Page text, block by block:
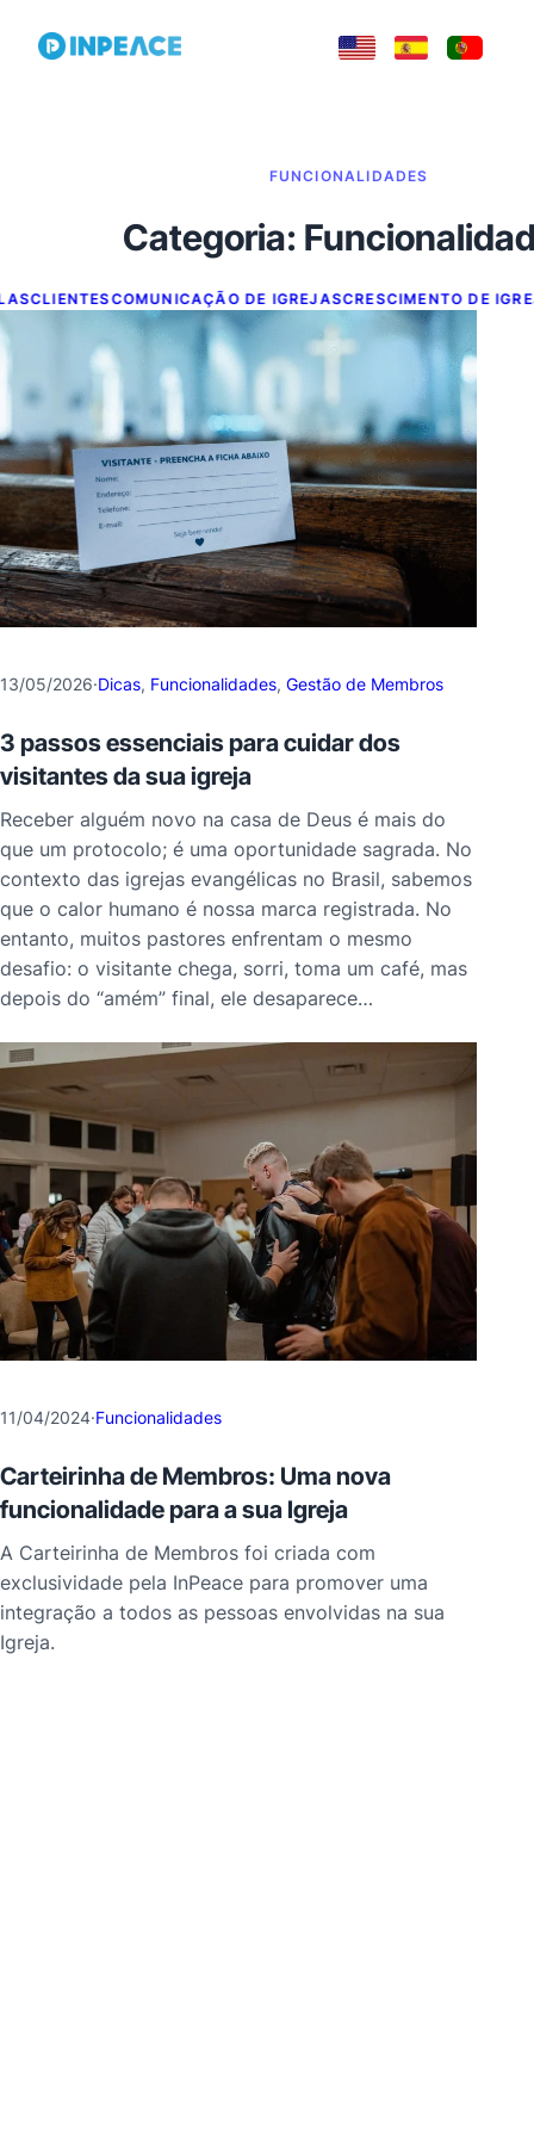
FUNCIONALIDADES
Categoria:
CLIENTESCOMUNICAÇÃO DE IGREJASCRESCIMENTO DE
13/05/2026·Dicas, Funcionalidades, Gestão de Membros
3 passos essenciais para cuidar dos
visitantes da sua igreja
Receber alguém novo na casa de Deus é mais do
que um protocolo; é uma oportunidade sagrada. No
contexto das igrejas evangélicas no Brasil, sabemos
que o calor humano é nossa marca registrada. No
entanto, muitos pastores enfrentam o mesmo
desafio: o visitante chega, sorri, toma um café, mas
depois do “amém” final, ele desaparece…
11/04/2024·Funcionalidades
Carteirinha de Membros: Uma nova
funcionalidade para a sua Igreja
A Carteirinha de Membros foi criada com
exclusividade pela InPeace para promover uma
integração a todos as pessoas envolvidas na sua
Igreja.